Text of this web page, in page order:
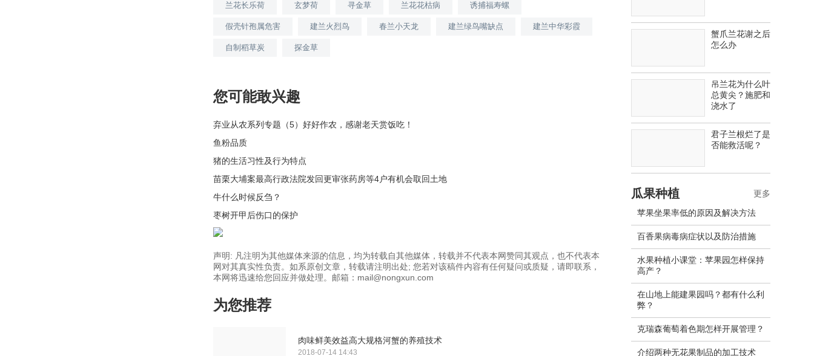
兰花长乐荷 玄梦荷 寻金草 兰花花枯病 诱捕福寿螺
假壳针孢属危害 建兰火烈鸟 春兰小天龙 建兰绿鸟嘴缺点 建兰中华彩霞
自制稻草炭 探金草
您可能敢兴趣
弃业从农系列专题（5）好好作农，感谢老天赏饭吃！
鱼粉品质
猪的生活习性及行为特点
苗栗大埔案最高行政法院发回更审张药房等4户有机会取回土地
牛什么时候反刍？
枣树开甲后伤口的保护
声明: 凡注明为其他媒体来源的信息，均为转载自其他媒体，转载并不代表本网赞同其观点，也不代表本
网对其真实性负责。如系原创文章，转载请注明出处; 您若对该稿件内容有任何疑问或质疑，请即联系，
本网将迅速给您回应并做处理。邮箱：mail@nongxun.com
为您推荐
肉味鲜美效益高大规格河蟹的养殖技术
2018-07-14 14:43
蟹爪兰花谢之后
怎么办
吊兰花为什么叶
总黄尖？施肥和
浇水了
君子兰根烂了是
否能救活呢？
瓜果种植
苹果坐果率低的原因及解决方法
百香果病毒病症状以及防治措施
水果种植小课堂：苹果园怎样保持
高产？
在山地上能建果园吗？都有什么利
弊？
克瑞森葡萄着色期怎样开展管理？
介绍两种无花果制品的加工技术
更多